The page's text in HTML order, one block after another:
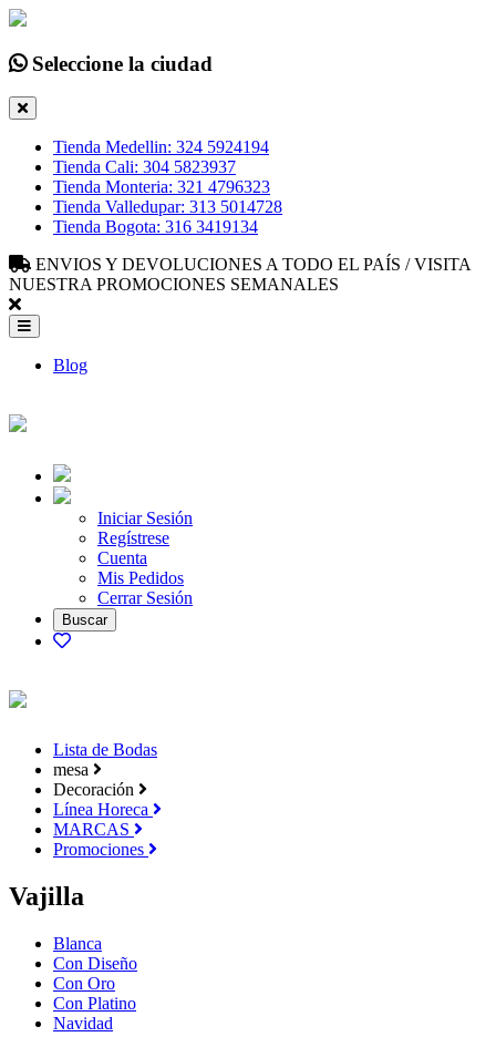
Seleccione la ciudad
Tienda Medellin: 324 5924194
Tienda Cali: 304 5823937
Tienda Monteria: 321 4796323
Tienda Valledupar: 313 5014728
Tienda Bogota: 316 3419134
ENVIOS Y DEVOLUCIONES A TODO EL PAÍS / VISITA
NUESTRA PROMOCIONES SEMANALES
Blog
Iniciar Sesión
Regístrese
Cuenta
Mis Pedidos
Cerrar Sesión
Lista de Bodas
mesa
Decoración
Línea Horeca
MARCAS
Promociones
Vajilla
Blanca
Con Diseño
Con Oro
Con Platino
Navidad